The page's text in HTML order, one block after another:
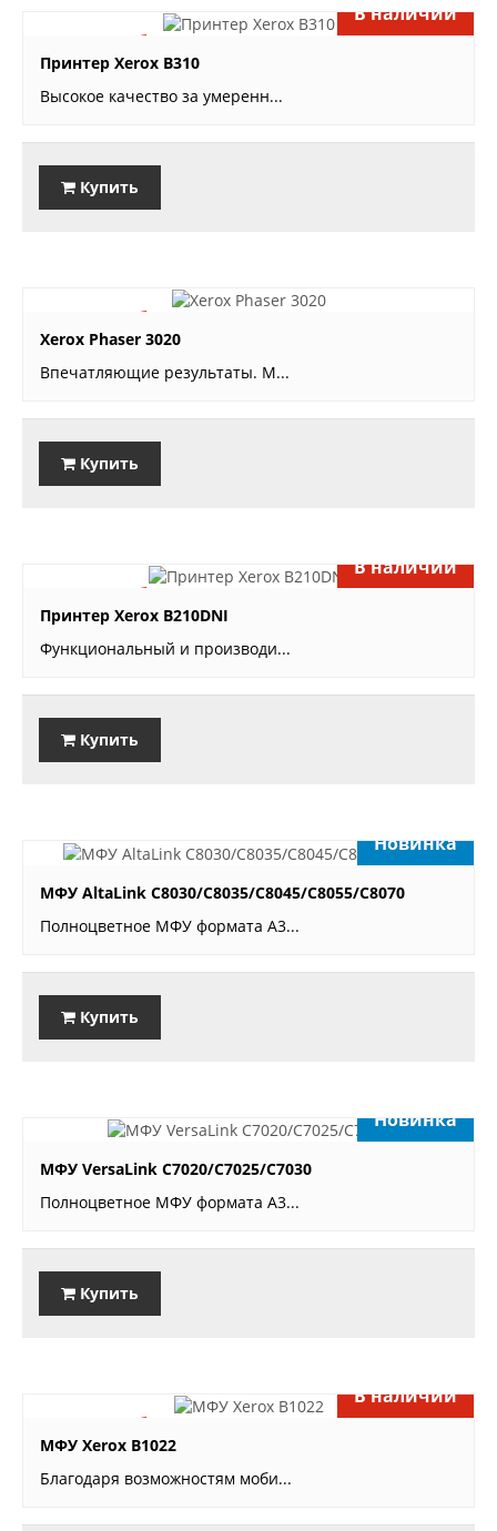
44'900 руб.
В наличии
Принтер Xerox B310
Высокое качество за умеренн...
Купить
17'800 руб.
Xerox Phaser 3020
Впечатляющие результаты. М...
Купить
27'600 руб.
В наличии
Принтер Xerox B210DNI
Функциональный и производи...
Купить
Новинка
МФУ AltaLink C8030/C8035/C8045/C8055/C8070
Полноцветное МФУ формата А3...
Купить
Новинка
МФУ VersaLink C7020/C7025/C7030
Полноцветное МФУ формата А3...
Купить
79'280 руб.
В наличии
МФУ Xerox B1022
Благодаря возможностям моби...